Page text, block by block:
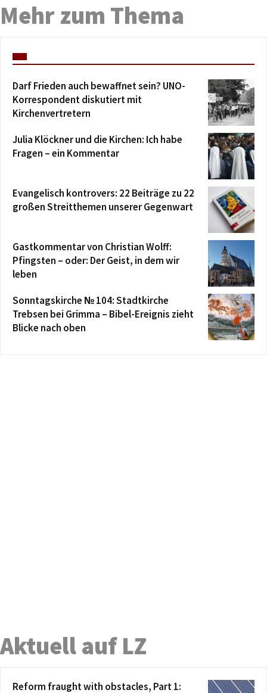
Mehr zum Thema
Darf Frieden auch bewaffnet sein? UNO-
Korrespondent diskutiert mit
Kirchenvertretern
Julia Klöckner und die Kirchen: Ich habe
Fragen – ein Kommentar
Evangelisch kontrovers: 22 Beiträge zu 22
großen Streitthemen unserer Gegenwart
Gastkommentar von Christian Wolff:
Pfingsten – oder: Der Geist, in dem wir
leben
Sonntagskirche № 104: Stadtkirche
Trebsen bei Grimma – Bibel-Ereignis zieht
Blicke nach oben
Aktuell auf LZ
Reform fraught with obstacles, Part 1: